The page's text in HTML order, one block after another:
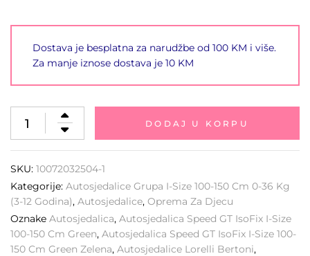
Dostava je besplatna za narudžbe od 100 KM i više.
Za manje iznose dostava je 10 KM
DODAJ U KORPU
SKU: 10072032504-1
Kategorije: Autosjedalice Grupa I-Size 100-150 Cm 0-36 Kg
(3-12 Godina), Autosjedalice, Oprema Za Djecu
Oznake Autosjedalica, Autosjedalica Speed GT IsoFix I-Size
100-150 Cm Green, Autosjedalica Speed GT IsoFix I-Size 100-
150 Cm Green Zelena, Autosjedalice Lorelli Bertoni,